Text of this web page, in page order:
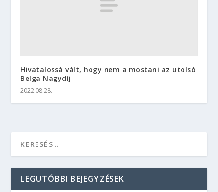
Hivatalossá vált, hogy nem a mostani az utolsó
Belga Nagydíj
2022.08.28.
LEGUTÓBBI BEJEGYZÉSEK